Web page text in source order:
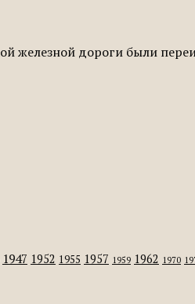
железной дороги были
1947 1952 1955 1957 1959 1962 1970